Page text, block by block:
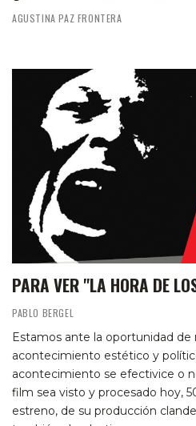
AGUSTINA PAZ FRONTERA
PARA VER "LA HORA DE
PABLO BERGEL
Estamos ante la oportunidad de
acontecimiento estético y
acontecimiento se efectivice o
film sea visto y procesado hoy,
estreno, de su producción